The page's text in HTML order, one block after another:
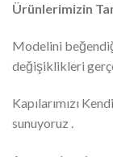
Ürünlerimizin
Modelini
değişiklikleri
Kapılarımızı
sunuyoruz .